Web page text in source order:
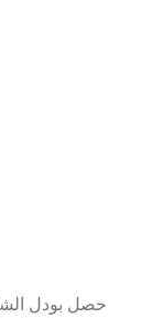
حصل بودل